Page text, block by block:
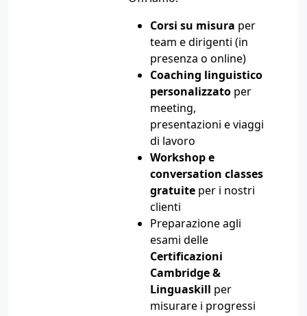
Corsi su misura per
team e dirigenti (in
presenza o online)
Coaching linguistico
personalizzato per
meeting,
presentazioni e viaggi
di lavoro
Workshop e
conversation classes
gratuite per i nostri
clienti
Preparazione agli
esami delle
Certificazioni
Cambridge &
Linguaskill per
misurare i progressi